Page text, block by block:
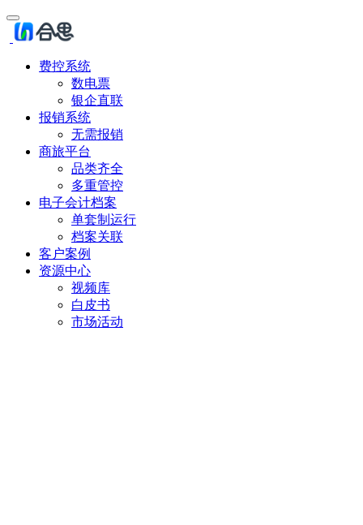
费控系统
数电票
银企直联
报销系统
无需报销
商旅平台
品类齐全
多重管控
电子会计档案
单套制运行
档案关联
客户案例
资源中心
视频库
白皮书
市场活动